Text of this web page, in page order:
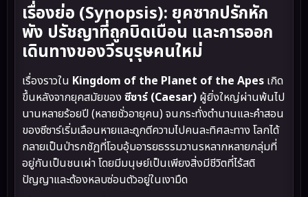
เรื่องย่อ (Synopsis): ยุคซากปรักหัก
พัง ปรัชญาที่ถูกบิดเบือน และการออก
เดินทางของวีรบุรุษคนใหม่
เรื่องราวใน Kingdom of the Planet of the Apes เกิด
ขึ้นหลังจากยุคสมัยของ ซีซาร์ (Caesar) ผู้ยิ่งใหญ่ผ่านพ้นไป
นานหลายร้อยปี (หลายชั่วอายุคน) จนกระทั่งตำนานและคำสอน
ของซีซาร์เริ่มเลือนหายและถูกตีความไปคนละทิศละทาง โลกได้
กลายเป็นป่ารกชัฏที่โอบอุ้มอารยธรรมวานรหลากหลายกลุ่มที่
อยู่กันเป็นชนเผ่า โดยมีมนุษย์เป็นเพียงสิ่งมีชีวิตที่ไร้สติ
ปัญญาและต้องหลบซ่อนตัวอยู่ในเงามืด